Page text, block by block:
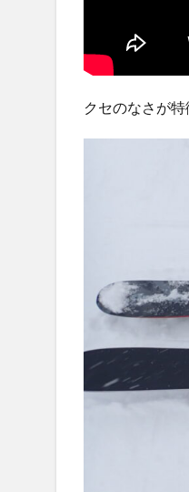
クセのなさが特